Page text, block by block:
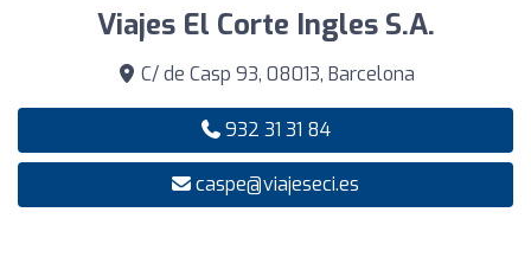
Viajes El Corte Ingles S.A.
C/ de Casp 93, 08013, Barcelona
932 31 31 84
caspe@viajeseci.es